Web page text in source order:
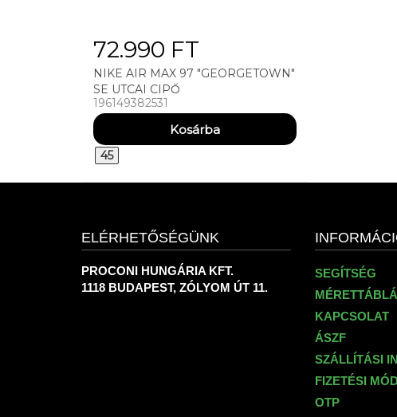
72.990 FT
NIKE AIR MAX 97 "GEORGETOWN"
SE UTCAI CIPŐ
196149382531
45
ELÉRHETŐSÉGÜNK
PROCONI HUNGÁRIA KFT.
1118 BUDAPEST, ZÓLYOM ÚT 11.
SEGÍTSÉG
KAPCSOLAT
ÁSZF
SZÁLLÍTÁSI
FIZETÉSI
OTP